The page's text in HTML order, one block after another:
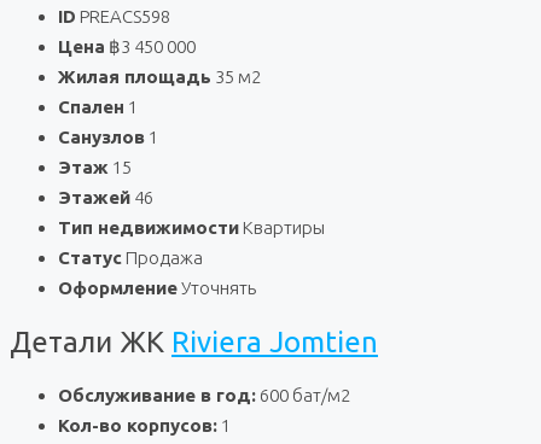
ID PREACS598
Цена ฿3 450 000
Жилая площадь 35 м2
Спален 1
Санузлов 1
Этаж 15
Этажей 46
Тип недвижимости Квартиры
Статус Продажа
ОформлениеУточнять
Детали ЖК Riviera Jomtien
Обслуживание в год: 600 бат/м2
Кол-во корпусов: 1